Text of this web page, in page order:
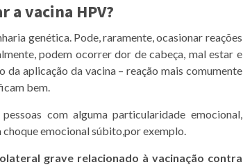
a vacina HPV?
genética. Pode, raramente, ocasionar reações
podem ocorrer dor de cabeça, mal estar e
da aplicação da vacina – reação mais comumente
bem.
com alguma particularidade emocional,
choque emocional súbito,por exemplo.
grave relacionado à vacinação contra